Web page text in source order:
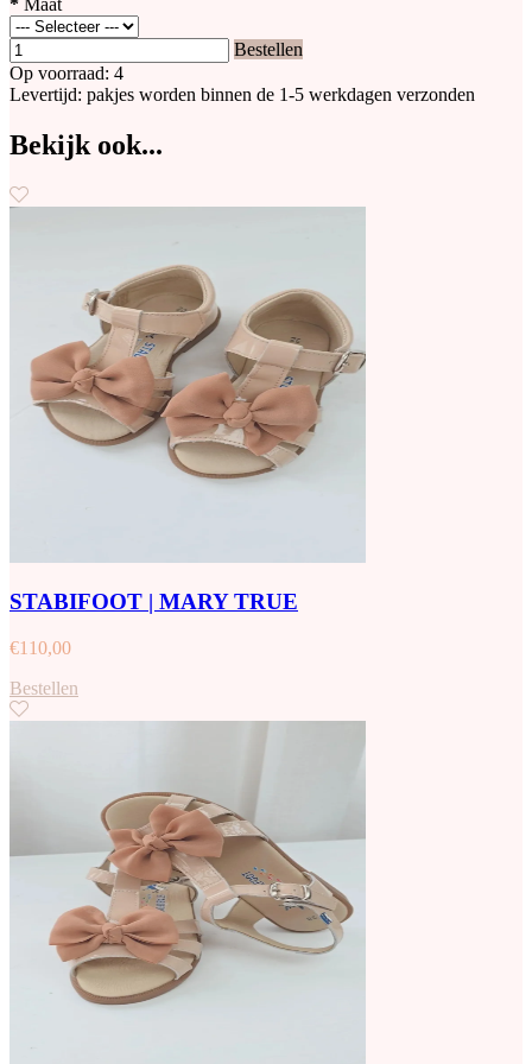
Bestellen
Op voorraad: 4
Levertijd: pakjes worden binnen de 1-5 werkdagen verzonden
Bekijk ook...
STABIFOOT | MARY TRUE
€110,00
Bestellen